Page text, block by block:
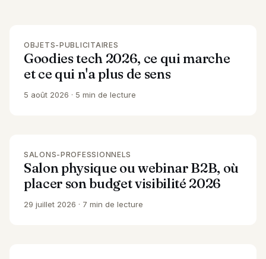
OBJETS-PUBLICITAIRES
Goodies tech 2026, ce qui marche
et ce qui n'a plus de sens
5 août 2026 5 min de lecture
SALONS-PROFESSIONNELS
Salon physique ou webinar B2B, où
placer son budget visibilité 2026
29 juillet 2026 7 min de lecture